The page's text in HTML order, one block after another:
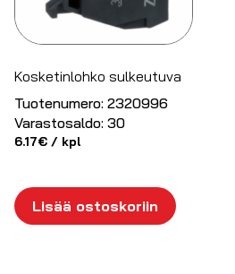
Kosketinlohko sulkeutuva
Tuotenumero: 2320996
Varastosaldo: 30
6.17€ / kpl
Lisää ostoskoriin